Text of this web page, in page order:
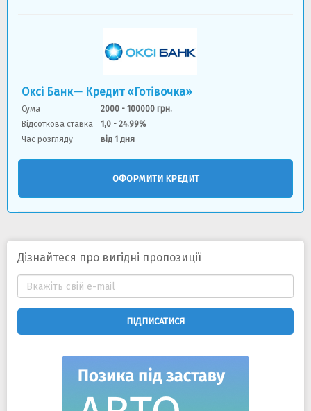
Оксі Банк— Кредит «Готівочка»
Сума
2000 - 100000 грн.
Відсоткова ставка
1,0 - 24.99%
Час розгляду
від 1 дня
ОФОРМИТИ КРЕДИТ
Дізнайтеся про вигідні пропозиції
ПІДПИСАТИСЯ